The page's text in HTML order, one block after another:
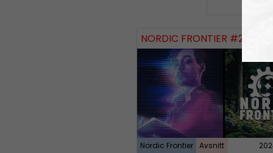
NORDIC FRONTIER #284:
Nordic Frontier Avsnitt